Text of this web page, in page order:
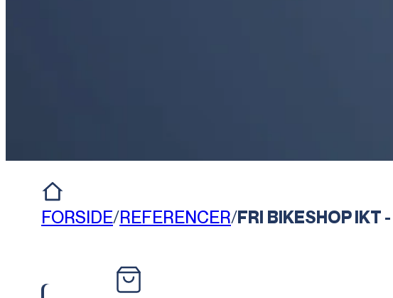
FORSIDE/REFERENCER/FRI BIKESHOP IKT